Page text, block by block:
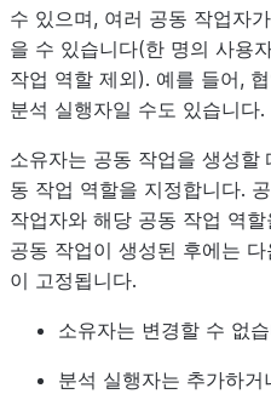
수 있으며, 여러 공동 작업자
을 수 있습니다(한 명의 사용
작업 역할 제외). 예를 들어,
분석 실행자일 수도 있습니다.
소유자는 공동 작업을 생성할
동 작업 역할을 지정합니다.
작업자와 해당 공동 작업 역
공동 작업이 생성된 후에는
이 고정됩니다.
소유자는 변경할 수 없
분석 실행자는 추가하